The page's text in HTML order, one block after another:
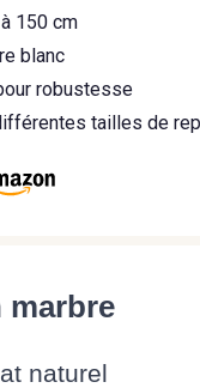
150 cm
blanc
robustesse
tailles de
marbre
naturel